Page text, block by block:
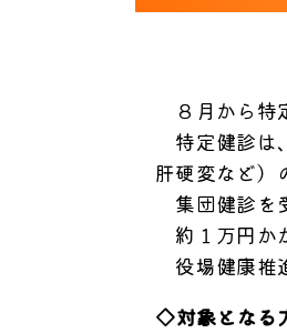
８月から特
特定健診は
肝硬変など）
集団健診を
約１万円か
役場健康推
◇対象となる